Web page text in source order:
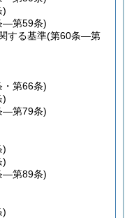
)
―第59条)
する基準(第60条―第
・第66条)
)
―第79条)
)
)
―第89条)
)